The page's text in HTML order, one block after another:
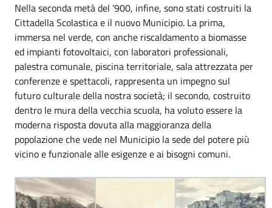
Nella seconda metà del ’900, infine, sono stati costruiti la
Cittadella Scolastica e il nuovo Municipio. La prima,
immersa nel verde, con anche riscaldamento a biomasse
ed impianti fotovoltaici, con laboratori professionali,
palestra comunale, piscina territoriale, sala attrezzata per
conferenze e spettacoli, rappresenta un impegno sul
futuro culturale della nostra società; il secondo, costruito
dentro le mura della vecchia scuola, ha voluto essere la
moderna risposta dovuta alla maggioranza della
popolazione che vede nel Municipio la sede del potere più
vicino e funzionale alle esigenze e ai bisogni comuni.